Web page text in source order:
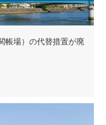
帳場）の代替措置が廃